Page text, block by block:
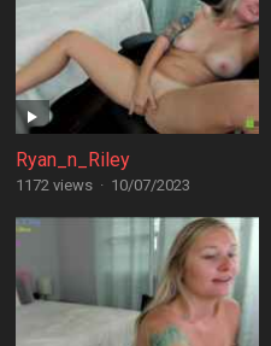
Ryan_n_Riley
1172 views · 10/07/2023